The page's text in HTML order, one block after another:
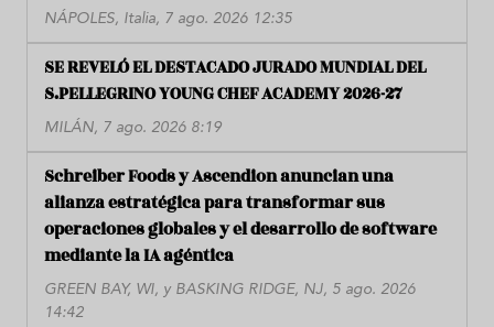
NÁPOLES, Italia, 7 ago. 2026 12:35
SE REVELÓ EL DESTACADO JURADO MUNDIAL DEL
S.PELLEGRINO YOUNG CHEF ACADEMY 2026-27
MILÁN, 7 ago. 2026 8:19
Schreiber Foods y Ascendion anuncian una
alianza estratégica para transformar sus
operaciones globales y el desarrollo de software
mediante la IA agéntica
GREEN BAY, WI, y BASKING RIDGE, NJ, 5 ago. 2026
14:42